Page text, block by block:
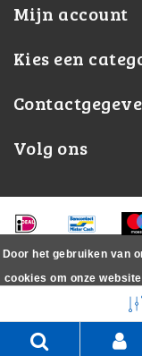
Mijn account
Kies een
Volg ons
Door het gebruiken van
cookies om onze